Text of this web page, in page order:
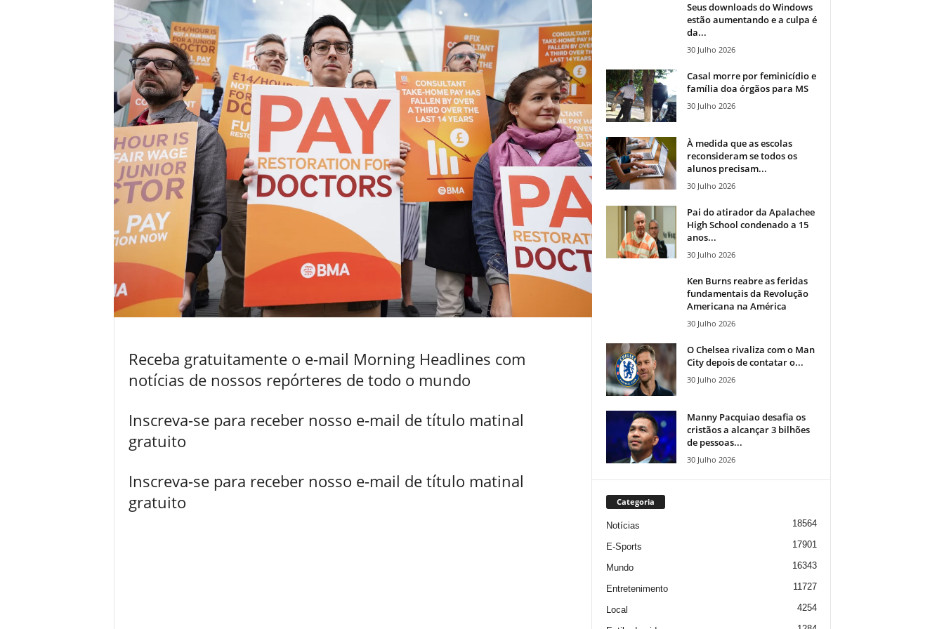
Receba gratuitamente o e-mail Morning Headlines com
notícias de nossos repórteres de todo o mundo
Inscreva-se para receber nosso e-mail de título matinal
gratuito
Inscreva-se para receber nosso e-mail de título matinal
gratuito
Seus downloads do Windows
estão aumentando e a culpa é
da...
30 Julho 2026
Casal morre por feminicídio e
família doa órgãos para MS
30 Julho 2026
À medida que as escolas
reconsideram se todos os
alunos precisam...
30 Julho 2026
Pai do atirador da Apalachee
High School condenado a 15
anos...
30 Julho 2026
Ken Burns reabre as feridas
fundamentais da Revolução
Americana na América
30 Julho 2026
O Chelsea rivaliza com o Man
City depois de contatar o...
30 Julho 2026
Manny Pacquiao desafia os
cristãos a alcançar 3 bilhões
de pessoas...
30 Julho 2026
Categoria
Notícias 18564
E-Sports 17901
Mundo 16343
Entretenimento 11727
Local 4254